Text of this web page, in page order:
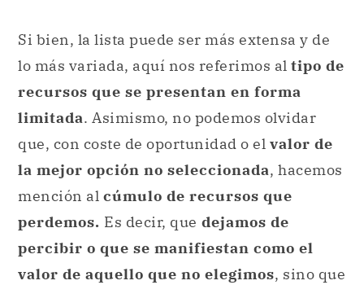
Si bien, la lista puede ser más extensa y de
lo más variada, aquí nos referimos al tipo de
recursos que se presentan en forma
limitada. Asimismo, no podemos olvidar
que, con coste de oportunidad o el valor de
la mejor opción no seleccionada, hacemos
mención al cúmulo de recursos que
perdemos. Es decir, que dejamos de
percibir o que se manifiestan como el
valor de aquello que no elegimos, sino que